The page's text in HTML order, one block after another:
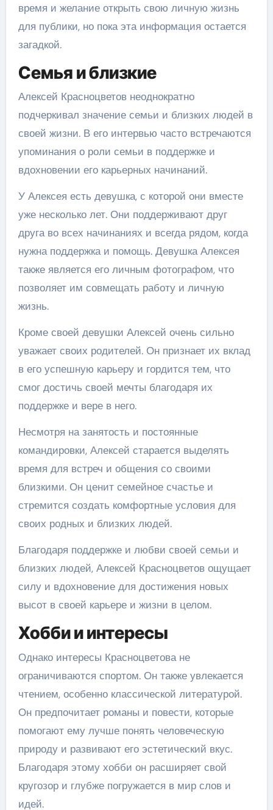
время и желание открыть свою личную жизнь
для публики, но пока эта информация остается
загадкой.
Семья и близкие
Алексей Красноцветов неоднократно
подчеркивал значение семьи и близких людей в
своей жизни. В его интервью часто встречаются
упоминания о роли семьи в поддержке и
вдохновении его карьерных начинаний.
У Алексея есть девушка, с которой они вместе
уже несколько лет. Они поддерживают друг
друга во всех начинаниях и всегда рядом, когда
нужна поддержка и помощь. Девушка Алексея
также является его личным фотографом, что
позволяет им совмещать работу и личную
жизнь.
Кроме своей девушки Алексей очень сильно
уважает своих родителей. Он признает их вклад
в его успешную карьеру и гордится тем, что
смог достичь своей мечты благодаря их
поддержке и вере в него.
Несмотря на занятость и постоянные
командировки, Алексей старается выделять
время для встреч и общения со своими
близкими. Он ценит семейное счастье и
стремится создать комфортные условия для
своих родных и близких людей.
Благодаря поддержке и любви своей семьи и
близких людей, Алексей Красноцветов ощущает
силу и вдохновение для достижения новых
высот в своей карьере и жизни в целом.
Хобби и интересы
Однако интересы Красноцветова не
ограничиваются спортом. Он также увлекается
чтением, особенно классической литературой.
Он предпочитает романы и повести, которые
помогают ему лучше понять человеческую
природу и развивают его эстетический вкус.
Благодаря этому хобби он расширяет свой
кругозор и глубже погружается в мир слов и
идей.